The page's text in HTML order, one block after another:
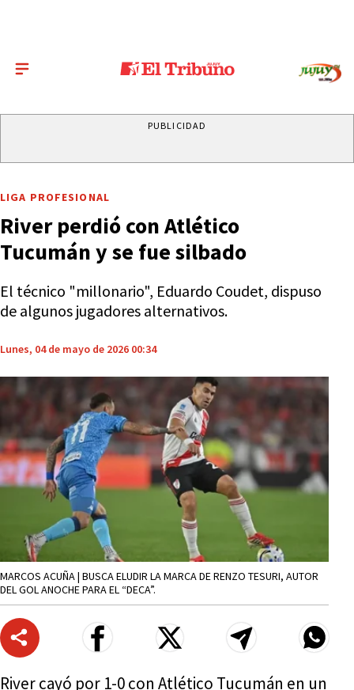
PUBLICIDAD
LIGA PROFESIONAL
River perdió con Atlético
Tucumán y se fue silbado
El técnico "millonario", Eduardo Coudet, dispuso
de algunos jugadores alternativos.
Lunes, 04 de mayo de 2026 00:34
MARCOS ACUÑA | BUSCA ELUDIR LA MARCA DE RENZO TESURI, AUTOR
DEL GOL ANOCHE PARA EL “DECA”.
River cayó por 1-0 con Atlético Tucumán en un